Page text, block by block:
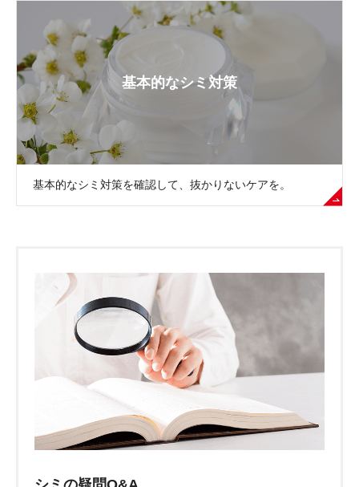
基本的なシミ対策
基本的なシミ対策を確認して、抜かりないケアを。